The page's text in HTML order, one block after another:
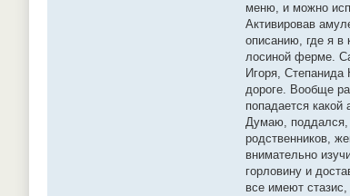
меню, и можно
Активировав
описанию, где я в
лосиной ферме.
Игоря, Степанида
дороге. Вообще
попадается
Думаю, поддался,
родственников,
внимательно
горловину и
все имеют